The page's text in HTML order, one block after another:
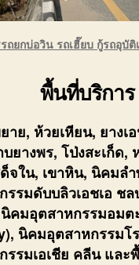
ถยกบ่อวิน รถเฮี๊ยบ กู้รถอุบั
พื้นที่บริการ
าย, ห้วยเหียน, ยางเ
ยางพร, โป่งสะเก็ด,
จใน, เขาหิน, นิคมล
รมดับบลิวเอชเอ ชล
นิคมอุตสาหกรรมอม
นิคมอุตสาหกรรมโ
รมเอเชีย คลีน และ